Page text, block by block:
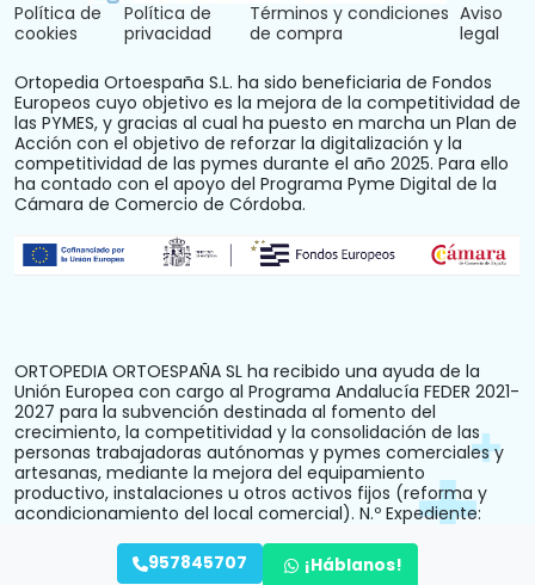
Política de
cookies
Política de
privacidad
Términos y condiciones
de compra
Aviso
legal
Ortopedia Ortoespaña S.L. ha sido beneficiaria de Fondos
Europeos cuyo objetivo es la mejora de la competitividad de
las PYMES, y gracias al cual ha puesto en marcha un Plan de
Acción con el objetivo de reforzar la digitalización y la
competitividad de las pymes durante el año 2025. Para ello
ha contado con el apoyo del Programa Pyme Digital de la
Cámara de Comercio de Córdoba.
ORTOPEDIA ORTOESPAÑA SL ha recibido una ayuda de la
Unión Europea con cargo al Programa Andalucía FEDER 2021-
2027 para la subvención destinada al fomento del
crecimiento, la competitividad y la consolidación de las
personas trabajadoras autónomas y pymes comerciales y
artesanas, mediante la mejora del equipamiento
productivo, instalaciones u otros activos fijos (reforma y
acondicionamiento del local comercial). N.º Expediente:
957845707 ¡Háblanos!